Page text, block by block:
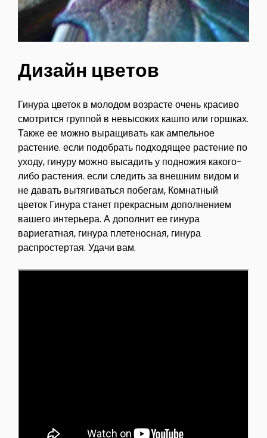
Дизайн цветов
Гинура цветок в молодом возрасте очень красиво
смотрится группой в невысоких кашпо или горшках.
Также ее можно выращивать как ампельное
растение. если подобрать подходящее растение по
уходу, гинуру можно высадить у подножия какого-
либо растения. если следить за внешним видом и
не давать вытягиваться побегам, Комнатный
цветок Гинура станет прекрасным дополнением
вашего интерьера. А дополнит ее гинура
вариегатная, гинура плетеносная, гинура
распростертая. Удачи вам.